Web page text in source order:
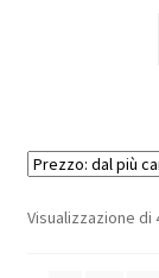
Visualizzazione di